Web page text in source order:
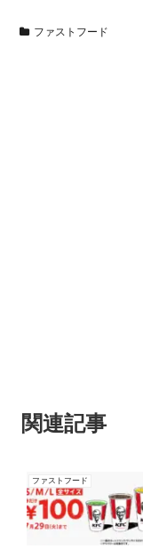
ファストフード
関連記事
ファストフード